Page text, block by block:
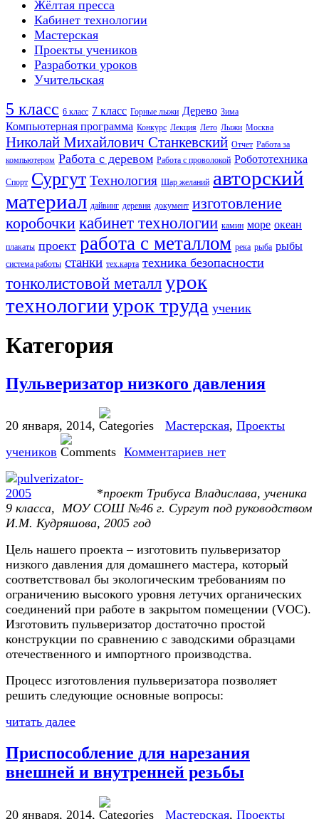
Жёлтая пресса
Кабинет технологии
Мастерская
Проекты учеников
Разработки уроков
Учительская
5 класс 6 класс 7 класс Горные лыжи Дерево Зима
Компьютерная программа Конкурс Лекция Лето Лыжи Москва
Николай Михайлович Станкевский Отчет Работа за
компьютером Работа с деревом Работа с проволокой Робототехника
Спорт Сургут Технология Шар желаний авторский
материал дайвинг деревня документ изготовление
коробочки кабинет технологии камин море океан
плакаты проект работа с металлом река рыба рыбы
система работы станки тех.карта техника безопасности
тонколистовой металлурок
технологииурок труда ученик
Категория
Пульверизатор низкого давления
20 января, 2014, Мастерская, Проекты
учеников
Комментариев нет
*проект Трибуса Владислава, ученика
9 класса, МОУ СОШ №46 г. Сургут под руководством
И.М. Кудряшова, 2005 год
Цель нашего проекта – изготовить пульверизатор
низкого давления для домашнего мастера, который
соответствовал бы экологическим требованиям по
ограничению высокого уровня летучих органических
соединений при работе в закрытом помещении (VOC).
Изготовить пульверизатор достаточно простой
конструкции по сравнению с заводскими образцами
отечественного и импортного производства.
Процесс изготовления пульверизатора позволяет
решить следующие основные вопросы:
читать далее
Приспособление для нарезания
внешней и внутренней резьбы
20 января, 2014, Мастерская, Проекты